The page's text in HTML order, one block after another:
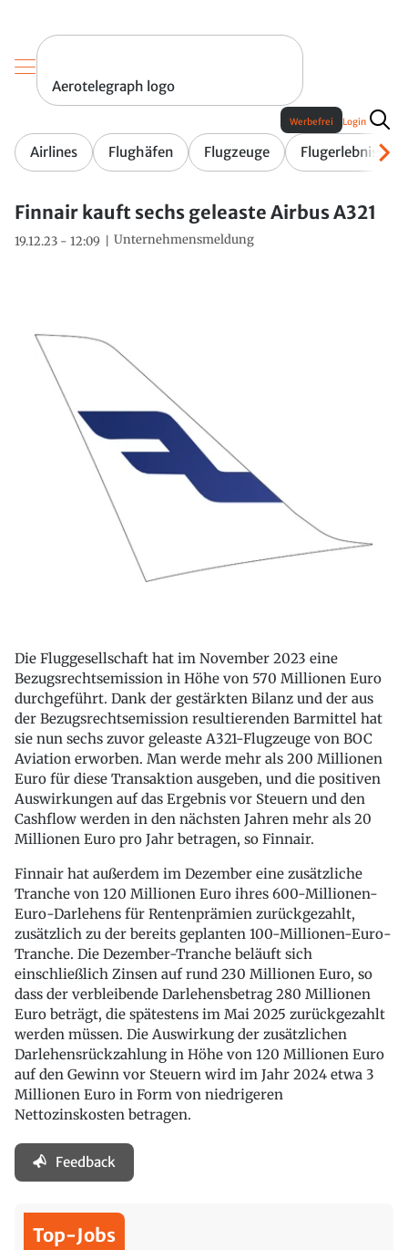
Aerotelegraph logo
Airlines Flughäfen Flugzeuge Flugerlebnis
Werbefrei Login
Finnair kauft sechs geleaste Airbus A321
19.12.23 - 12:09 Unternehmensmeldung
Die Fluggesellschaft hat im November 2023 eine
Bezugsrechtsemission in Höhe von 570 Millionen Euro
durchgeführt. Dank der gestärkten Bilanz und der aus
der Bezugsrechtsemission resultierenden Barmittel hat
sie nun sechs zuvor geleaste A321-Flugzeuge von BOC
Aviation erworben. Man werde mehr als 200 Millionen
Euro für diese Transaktion ausgeben, und die positiven
Auswirkungen auf das Ergebnis vor Steuern und den
Cashflow werden in den nächsten Jahren mehr als 20
Millionen Euro pro Jahr betragen, so Finnair.
Finnair hat außerdem im Dezember eine zusätzliche
Tranche von 120 Millionen Euro ihres 600-Millionen-
Euro-Darlehens für Rentenprämien zurückgezahlt,
zusätzlich zu der bereits geplanten 100-Millionen-Euro-
Tranche. Die Dezember-Tranche beläuft sich
einschließlich Zinsen auf rund 230 Millionen Euro, so
dass der verbleibende Darlehensbetrag 280 Millionen
Euro beträgt, die spätestens im Mai 2025 zurückgezahlt
werden müssen. Die Auswirkung der zusätzlichen
Darlehensrückzahlung in Höhe von 120 Millionen Euro
auf den Gewinn vor Steuern wird im Jahr 2024 etwa 3
Millionen Euro in Form von niedrigeren
Nettozinskosten betragen.
Feedback
Top-Jobs